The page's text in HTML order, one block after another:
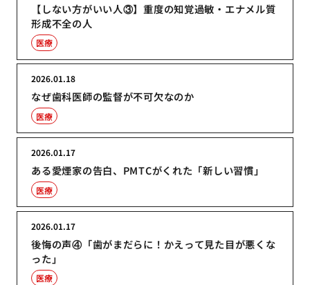
【しない方がいい人③】重度の知覚過敏・エナメル質
形成不全の人
医療
なぜ歯科医師の監督が不可欠なのか
2026.01.18
医療
ある愛煙家の告白、PMTCがくれた「新しい習慣」
2026.01.17
医療
後悔の声④「歯がまだらに！かえって見た目が悪くな
った」
2026.01.17
医療